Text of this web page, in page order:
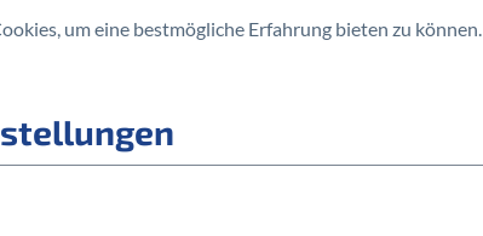
um eine bestmögliche Erfahrung bieten zu können.